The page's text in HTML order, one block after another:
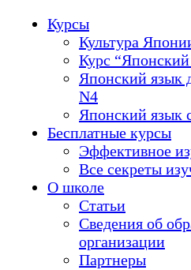
Курсы
Культура
Курс
Японский язык
N4
Японский язык
Бесплатные курсы
Эффективное
Все секреты
О школе
Статьи
Сведения об
организации
Партнеры